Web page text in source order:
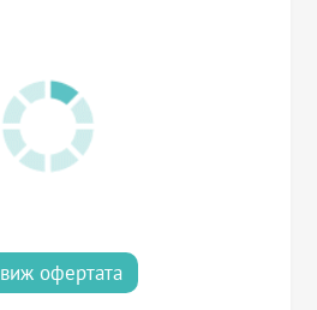
виж офертата